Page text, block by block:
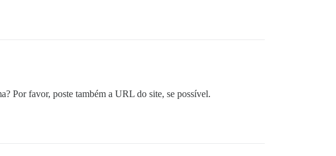
Por favor, poste também a URL do site, se possível.